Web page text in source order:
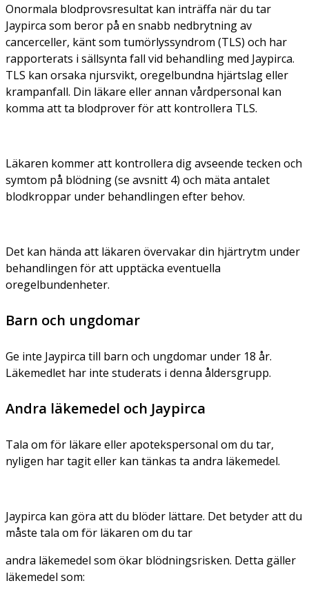
Onormala blodprovsresultat kan inträffa när du tar
Jaypirca som beror på en snabb nedbrytning av
cancerceller, känt som tumörlyssyndrom (TLS) och har
rapporterats i sällsynta fall vid behandling med Jaypirca.
TLS kan orsaka njursvikt, oregelbundna hjärtslag eller
krampanfall. Din läkare eller annan vårdpersonal kan
komma att ta blodprover för att kontrollera TLS.
Läkaren kommer att kontrollera dig avseende tecken och
symtom på blödning (se avsnitt 4) och mäta antalet
blodkroppar under behandlingen efter behov.
Det kan hända att läkaren övervakar din hjärtrytm under
behandlingen för att upptäcka eventuella
oregelbundenheter.
Barn och ungdomar
Ge inte Jaypirca till barn och ungdomar under 18 år.
Läkemedlet har inte studerats i denna åldersgrupp.
Andra läkemedel och Jaypirca
Tala om för läkare eller apotekspersonal om du tar,
nyligen har tagit eller kan tänkas ta andra läkemedel.
Jaypirca kan göra att du blöder lättare. Det betyder att du
måste tala om för läkaren om du tar
andra läkemedel som ökar blödningsrisken. Detta gäller
läkemedel som: